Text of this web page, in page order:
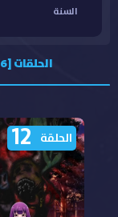
السنة
الحلقات [6]
الحلقة 12